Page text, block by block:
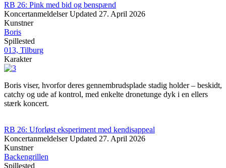
RB 26: Pink med bid og benspænd
Koncertanmeldelser Updated 27. April 2026
Kunstner
Boris
Spillested
013, Tilburg
Karakter
Boris viser, hvorfor deres gennembrudsplade stadig holder – beskidt,
catchy og ude af kontrol, med enkelte dronetunge dyk i en ellers
stærk koncert.
RB 26: Uforløst eksperiment med kendisappeal
Koncertanmeldelser Updated 27. April 2026
Kunstner
Backengrillen
Spillested